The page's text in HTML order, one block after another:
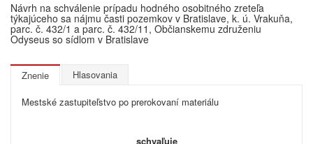
Návrh na schválenie prípadu hodného osobitného zreteľa
týkajúceho sa nájmu časti pozemkov v Bratislave, k. ú. Vrakuňa,
parc. č. 432/1 a parc. č. 432/11, Občianskemu združeniu
Odyseus so sídlom v Bratislave
Znenie Hlasovania
Mestské zastupiteľstvo po prerokovaní materiálu
schvaľuje